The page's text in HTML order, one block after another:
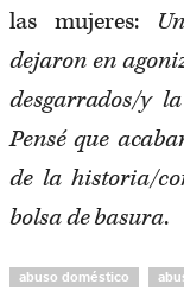
las mujeres:
dejaron en
desgarrados/y
Pensé que
de la historia/
bolsa de basura.
abuso doméstico